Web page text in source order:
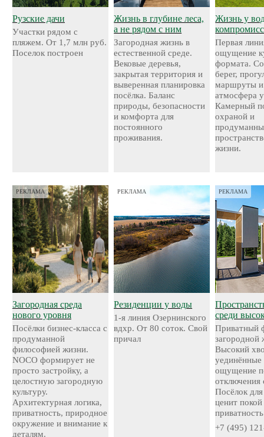
Рузские дачи
Участки рядом с
пляжем. От 1,7 млн руб.
Поселок построен
Жизнь в глубине леса,
а не рядом с ним
Загородная жизнь в
естественной среде.
Вековые деревья,
закрытая территория и
выверенная планировка
посёлка. Баланс
природы, безопасности
и комфорта для
постоянного
проживания.
Жизнь у
Первая
ощущение
формата.
берег,
маршруты и
атмосфера
Камерный
охраной и
жизни.
РЕКЛАМА
Загородная среда
нового уровня
Посёлки бизнес-класса с
продуманной
философией жизни.
NOCO формирует не
просто застройку, а
целостную загородную
культуру.
Архитектурная логика,
приватность, природное
окружение и внимание к
деталям.
РЕКЛАМА
Резиденции у воды
1-я линия Озернинского
вдхр. От 80 соток. Свой
причал
РЕКЛАМА
среди
Приватный
загородной
Высокий
уединённые
ощущение
отключения
Посёлок
ценит
приватность
+7 (495)